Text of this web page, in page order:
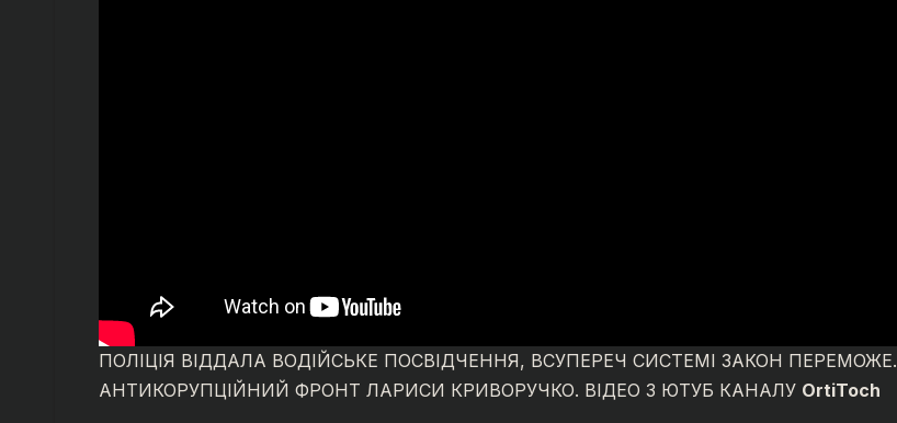
ПОЛІЦІЯ ВІДДАЛА ВОДІЙСЬКЕ ПОСВІДЧЕННЯ, ВСУПЕРЕЧ СИСТЕМІ ЗАКОН ПЕРЕМОЖЕ.
АНТИКОРУПЦІЙНИЙ ФРОНТ ЛАРИСИ КРИВОРУЧКО. ВІДЕО З ЮТУБ КАНАЛУ OrtiToch